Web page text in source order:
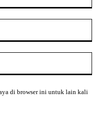
di browser ini untuk lain kali